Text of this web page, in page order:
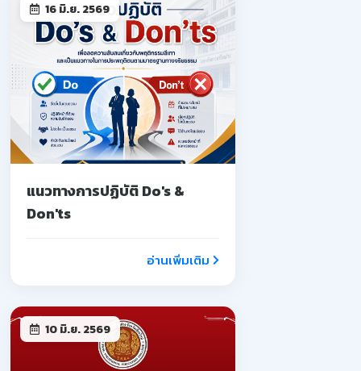
16 มิ.ย. 2569
แนวทางการปฏิบัติ Do's &
Don'ts
อ่านเพิ่มเติม
10 มิ.ย. 2569